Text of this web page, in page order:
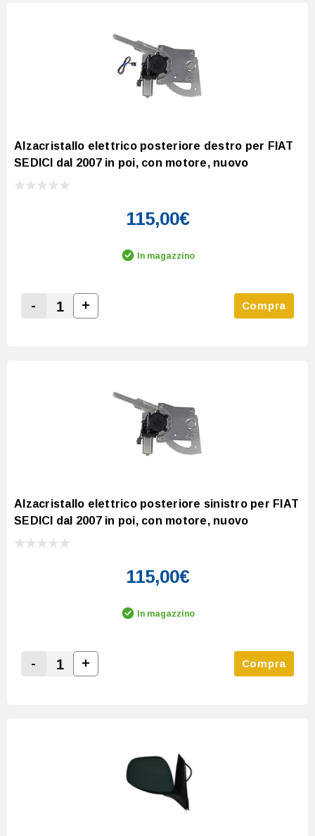
Alzacristallo elettrico posteriore destro per FIAT
SEDICI dal 2007 in poi, con motore, nuovo
115,00€
In magazzino
Decrease Quantity:
-
Increase Quantity:
+ Compra
Alzacristallo elettrico posteriore sinistro per FIAT
SEDICI dal 2007 in poi, con motore, nuovo
115,00€
In magazzino
Decrease Quantity:
-
Increase Quantity:
+ Compra